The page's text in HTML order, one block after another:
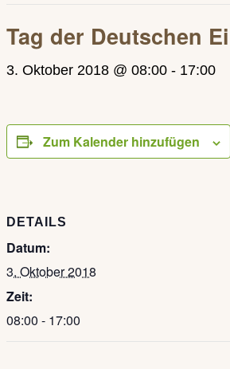
Tag der Deutschen
3. Oktober 2018 @ 08:00 - 17:00
Zum Kalender hinzufügen
DETAILS
Datum:
3. Oktober 2018
Zeit:
08:00 - 17:00